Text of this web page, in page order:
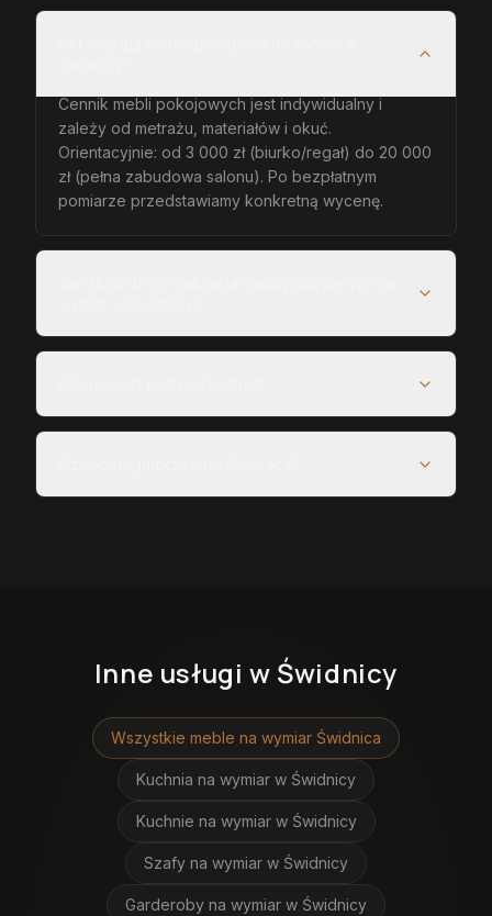
Cennik mebli pokojowych jest indywidualny i
zależy od metrażu, materiałów i okuć.
Orientacyjnie: od 3 000 zł (biurko/regał) do 20 000
zł (pełna zabudowa salonu). Po bezpłatnym
pomiarze przedstawiamy konkretną wycenę.
Inne usługiw Świdnicy
Wszystkie meble na wymiar Świdnica
Kuchnia na wymiar w Świdnicy
Kuchnie na wymiar w Świdnicy
Szafy na wymiar w Świdnicy
Garderoby na wymiar w Świdnicy